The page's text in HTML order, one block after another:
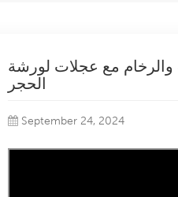
والرخام مع عجلات لورشة
الحجر
September 24, 2024